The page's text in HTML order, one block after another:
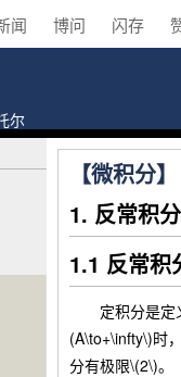
闻 博问 闪存
尔
【微积分
1. 反常积分
1.1 反常积
定积分是定义
(A\to+\infty\)时
分有极限\(2\)。